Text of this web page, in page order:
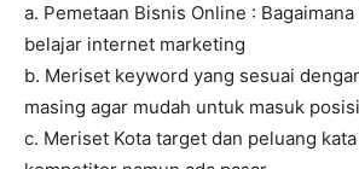
a. Pemetaan Bisnis Online :
belajar internet marketing
b. Meriset keyword yang sesuai
masing agar mudah untuk masuk
c. Meriset Kota target dan peluang